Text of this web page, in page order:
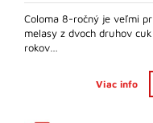
Coloma 8-ročný je veľmi
melasy z dvoch druhov
rokov…
Viac info